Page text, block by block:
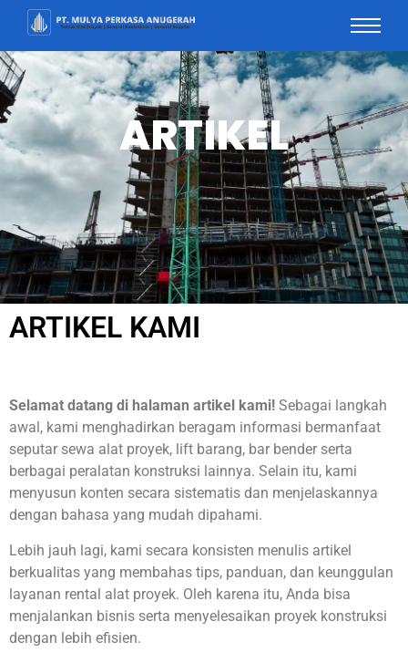
ARTIKEL
ARTIKEL KAMI
Selamat datang di halaman artikel kami! Sebagai langkah
awal, kami menghadirkan beragam informasi bermanfaat
seputar sewa alat proyek, lift barang, bar bender serta
berbagai peralatan konstruksi lainnya. Selain itu, kami
menyusun konten secara sistematis dan menjelaskannya
dengan bahasa yang mudah dipahami.
Lebih jauh lagi, kami secara konsisten menulis artikel
berkualitas yang membahas tips, panduan, dan keunggulan
layanan rental alat proyek. Oleh karena itu, Anda bisa
menjalankan bisnis serta menyelesaikan proyek konstruksi
dengan lebih efisien.